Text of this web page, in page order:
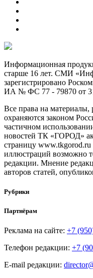
Информационная
старше 16 лет. СМИ
зарегистрировано
ИА № ФС 77 - 79870 от
Все права на
охраняются законом
частичном
новостей ТК «ГОРОД»
страницу www.tkgorod.ru
иллюстраций возможно
редакции. Мнение
авторов статей,
Рубрики
Партнёрам
Реклама на сайте: +7
Телефон редакции: +7
E-mail редакции: